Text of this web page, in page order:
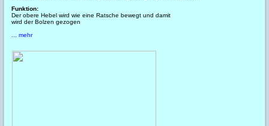
Funktion:
Der obere Hebel wird wie eine Ratsche bewegt und damit
wird der Bolzen gezogen
... mehr